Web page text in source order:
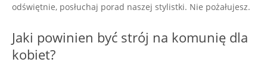
odświętnie, posłuchaj porad naszej stylistki. Nie pożałujesz.
Jaki powinien być strój na komunię dla
kobiet?